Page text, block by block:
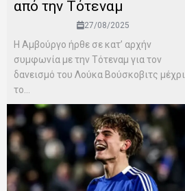
από την Τότεναμ
27/08/2025
Η Αμβούργο ήρθε σε κατ’ αρχήν
συμφωνία με την Τότεναμ για τον
δανεισμό του Λούκα Βούσκοβιτς μέχρι
το...